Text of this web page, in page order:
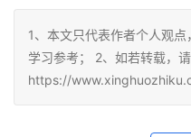
1、本文只代表作者个人观
学习参考； 2、如若转载，请
https://